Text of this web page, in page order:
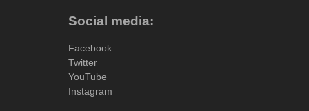
Social media:
Facebook
Twitter
YouTube
Instagram